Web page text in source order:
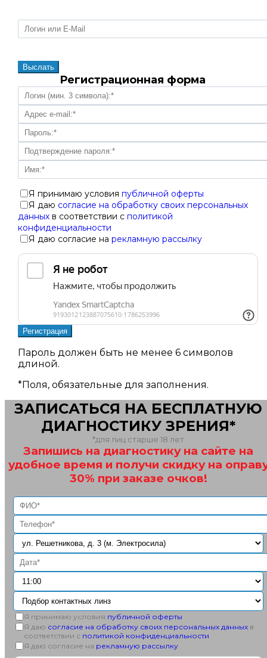
Регистрационная форма
Я принимаю условияпубличной оферты
Я даю согласие на обработку своих персональных
данных в соответствии сполитикой
конфиденциальности
Я даю согласие нарекламную рассылку
Пароль должен быть не менее 6 символов
длиной.
*Поля, обязательные для заполнения.
ЗАПИСАТЬСЯ НА БЕСПЛАТНУЮ
ДИАГНОСТИКУ ЗРЕНИЯ*
*для лиц старше 18 лет
Запишись на диагностику на сайте на
удобное время и получи скидку на
30% при заказе очков!
Я принимаю условия публичной оферты
Я даю согласие на обработку своих персональных данных в
соответствии с политикой конфиденциальности
Я даю согласие на рекламную рассылку